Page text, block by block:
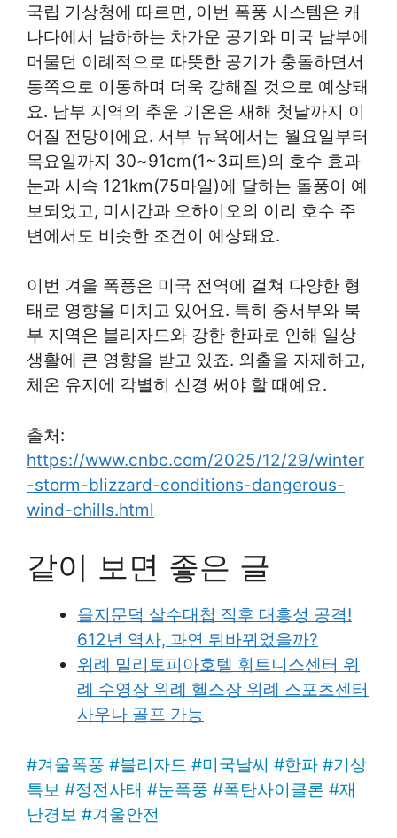
국립 기상청에 따르면, 이번 폭풍 시스템은 캐
나다에서 남하하는 차가운 공기와 미국 남부에
머물던 이례적으로 따뜻한 공기가 충돌하면서
동쪽으로 이동하며 더욱 강해질 것으로 예상돼
요. 남부 지역의 추운 기온은 새해 첫날까지 이
어질 전망이에요. 서부 뉴욕에서는 월요일부터
목요일까지 30~91cm(1~3피트)의 호수 효과
눈과 시속 121km(75마일)에 달하는 돌풍이 예
보되었고, 미시간과 오하이오의 이리 호수 주
변에서도 비슷한 조건이 예상돼요.
이번 겨울 폭풍은 미국 전역에 걸쳐 다양한 형
태로 영향을 미치고 있어요. 특히 중서부와 북
부 지역은 블리자드와 강한 한파로 인해 일상
생활에 큰 영향을 받고 있죠. 외출을 자제하고,
체온 유지에 각별히 신경 써야 할 때예요.
출처:
https://www.cnbc.com/2025/12/29/winter
-storm-blizzard-conditions-dangerous-
wind-chills.html
같이 보면 좋은 글
을지문덕 살수대첩 직후 대흥성 공격!
612년 역사, 과연 뒤바뀌었을까?
위례 밀리토피아호텔 휘트니스센터 위
례 수영장 위례 헬스장 위례 스포츠센터
사우나 골프 가능
#겨울폭풍 #블리자드 #미국날씨 #한파 #기상
특보 #정전사태 #눈폭풍 #폭탄사이클론 #재
난경보 #겨울안전